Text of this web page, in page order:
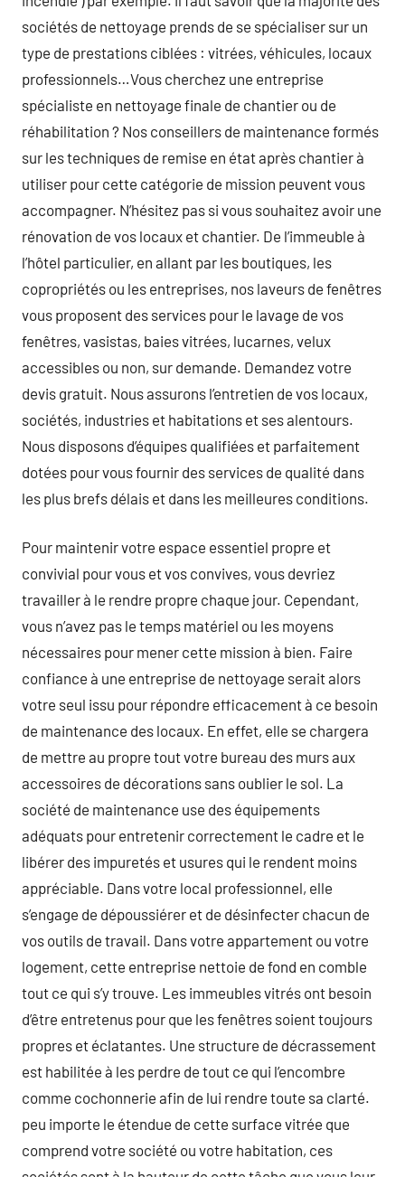
sociétés de nettoyage prends de se spécialiser sur un
type de prestations ciblées : vitrées, véhicules, locaux
professionnels…Vous cherchez une entreprise
spécialiste en nettoyage finale de chantier ou de
réhabilitation ? Nos conseillers de maintenance formés
sur les techniques de remise en état après chantier à
utiliser pour cette catégorie de mission peuvent vous
accompagner. N’hésitez pas si vous souhaitez avoir une
rénovation de vos locaux et chantier. De l’immeuble à
l’hôtel particulier, en allant par les boutiques, les
copropriétés ou les entreprises, nos laveurs de fenêtres
vous proposent des services pour le lavage de vos
fenêtres, vasistas, baies vitrées, lucarnes, velux
accessibles ou non, sur demande. Demandez votre
devis gratuit. Nous assurons l’entretien de vos locaux,
sociétés, industries et habitations et ses alentours.
Nous disposons d’équipes qualifiées et parfaitement
dotées pour vous fournir des services de qualité dans
les plus brefs délais et dans les meilleures conditions.
Pour maintenir votre espace essentiel propre et
convivial pour vous et vos convives, vous devriez
travailler à le rendre propre chaque jour. Cependant,
vous n’avez pas le temps matériel ou les moyens
nécessaires pour mener cette mission à bien. Faire
confiance à une entreprise de nettoyage serait alors
votre seul issu pour répondre efficacement à ce besoin
de maintenance des locaux. En effet, elle se chargera
de mettre au propre tout votre bureau des murs aux
accessoires de décorations sans oublier le sol. La
société de maintenance use des équipements
adéquats pour entretenir correctement le cadre et le
libérer des impuretés et usures qui le rendent moins
appréciable. Dans votre local professionnel, elle
s’engage de dépoussiérer et de désinfecter chacun de
vos outils de travail. Dans votre appartement ou votre
logement, cette entreprise nettoie de fond en comble
tout ce qui s’y trouve. Les immeubles vitrés ont besoin
d’être entretenus pour que les fenêtres soient toujours
propres et éclatantes. Une structure de décrassement
est habilitée à les perdre de tout ce qui l’encombre
comme cochonnerie afin de lui rendre toute sa clarté.
peu importe le étendue de cette surface vitrée que
comprend votre société ou votre habitation, ces